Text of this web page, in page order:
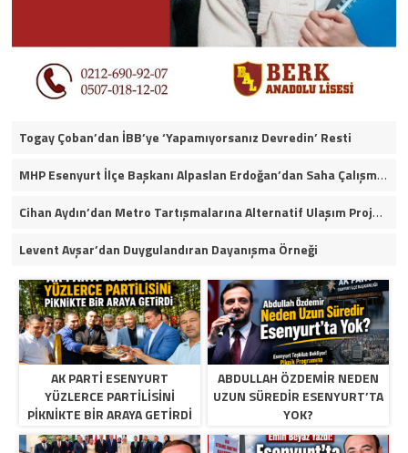
Togay Çoban’dan İBB’ye ‘Yapamıyorsanız Devredin’ Resti
MHP Esenyurt İlçe Başkanı Alpaslan Erdoğan’dan Saha Çalışmaları ve Yerel Gündeme İlişkin Açıklamalar
Cihan Aydın’dan Metro Tartışmalarına Alternatif Ulaşım Projesi
Levent Avşar’dan Duygulandıran Dayanışma Örneği
AK PARTI ESENYURT
YÜZLERCE PARTILISINI
PIKNIKTE BIR ARAYA GETIRDI
ABDULLAH ÖZDEMIR NEDEN
UZUN SÜREDIR ESENYURT’TA
YOK?